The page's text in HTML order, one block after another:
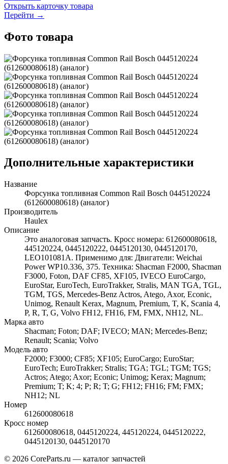
Открыть карточку товара
Перейти →
Фото товара
Дополнительные характеристики
Название
Форсунка топливная Common Rail Bosch 0445120224
(612600080618) (аналог)
Производитель
Haulex
Описание
Это аналоговая запчасть. Кросс номера: 612600080618,
445120224, 0445120222, 0445120130, 0445120170,
LEO101081A. Применимо для: Двигатели: Weichai
Power WP10.336, 375. Техника: Shacman F2000, Shacman
F3000, Foton, DAF CF85, XF105, IVECO EuroCargo,
EuroStar, EuroTech, EuroTrakker, Stralis, MAN TGA, TGL,
TGM, TGS, Mercedes-Benz Actros, Atego, Axor, Econic,
Unimog, Renault Kerax, Magnum, Premium, T, K, Scania 4,
P, R, T, G, Volvo FH12, FH16, FM, FMX, NH12, NL.
Марка авто
Shacman; Foton; DAF; IVECO; MAN; Mercedes-Benz;
Renault; Scania; Volvo
Модель авто
F2000; F3000; CF85; XF105; EuroCargo; EuroStar;
EuroTech; EuroTrakker; Stralis; TGA; TGL; TGM; TGS;
Actros; Atego; Axor; Econic; Unimog; Kerax; Magnum;
Premium; T; K; 4; P; R; T; G; FH12; FH16; FM; FMX;
NH12; NL
Номер
612600080618
Кросс номер
612600080618, 0445120224, 445120224, 0445120222,
0445120130, 0445120170
© 2026 CoreParts.ru — каталог запчастей